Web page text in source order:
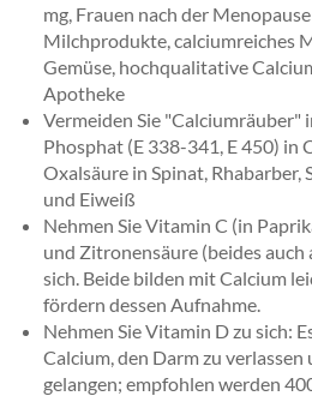
mg, Frauen nach der
Milchprodukte, calciumreiches
Gemüse, hochqualitative
Apotheke
Vermeiden Sie "Calciumräuber"
Phosphat (E 338-341, E 450) in
Oxalsäure in Spinat, Rhabarber,
und Eiweiß
Nehmen Sie Vitamin C (in
und Zitronensäure (beides auch
sich. Beide bilden mit Calcium
fördern dessen Aufnahme.
Nehmen Sie Vitamin D zu sich:
Calcium, den Darm zu verlassen
gelangen; empfohlen werden